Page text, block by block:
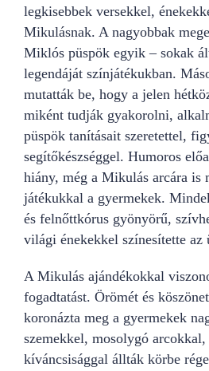
legkisebbek versekkel,
Mikulásnak. A nagyobbak
Miklós püspök egyik – sokak
legendáját színjátékukban.
mutatták be, hogy a jelen
miként tudják gyakorolni,
püspök tanításait szeretettel,
segítőkészséggel. Humoros
hiány, még a Mikulás arcára is
játékukkal a gyermekek.
és felnőttkórus gyönyörű,
világi énekekkel színesítette az
A Mikulás ajándékokkal
fogadtatást. Örömét és
koronázta meg a gyermekek
szemekkel, mosolygó
kíváncsisággal állták körbe